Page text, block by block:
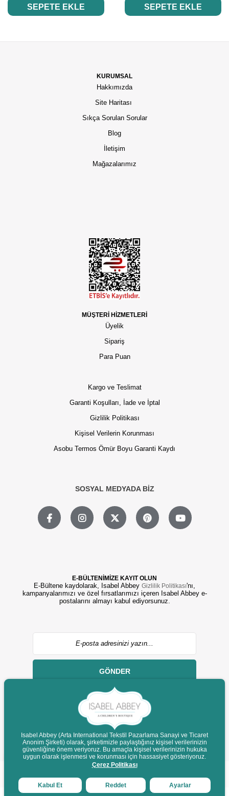
SEPETE EKLE SEPETE EKLE
KURUMSAL
Hakkımızda
Site Haritası
Sıkça Sorulan Sorular
Blog
İletişim
Mağazalarımız
MÜŞTERİ HİZMETLERİ
Üyelik
Sipariş
Para Puan
Kargo ve Teslimat
Garanti Koşulları, İade ve İptal
Gizlilik Politikası
Kişisel Verilerin Korunması
Asobu Termos Ömür Boyu Garanti Kaydı
SOSYAL MEDYADA BİZ
E-BÜLTENİMİZE KAYIT OLUN
E-Bültene kaydolarak, Isabel Abbey Gizlilik Politikası'nı,
kampanyalarımızı ve özel fırsatlarımızı içeren Isabel Abbey e-
postalarını almayı kabul ediyorsunuz.
GÖNDER
© 2022 isabelabbey.com - Tüm Hakları Saklıdır.
Destek
Isabel Abbey (Arta International Tekstil Pazarlama Sanayi ve Ticaret
Anonim Şirketi) olarak, şirketimizle paylaştığınız kişisel verilerinizin
güvenliğine önem veriyoruz. Bu amaçla kişisel verilerinizin hukuka
uygun olarak işlenmesi ve korunması için hassasiyet gösteriyoruz.
Çerez Politikası
Kabul Et Reddet Ayarlar